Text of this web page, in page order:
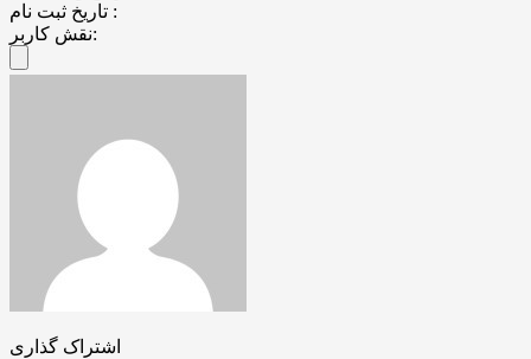
تاریخ ثبت نام :
نقش کاربر:
اشتراک گذاری